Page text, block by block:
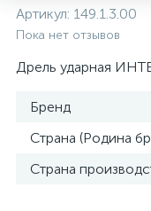
Артикул: 149.1.3.00
Пока нет отзывов
Дрель ударная
Бренд
Страна (Родина
Страна